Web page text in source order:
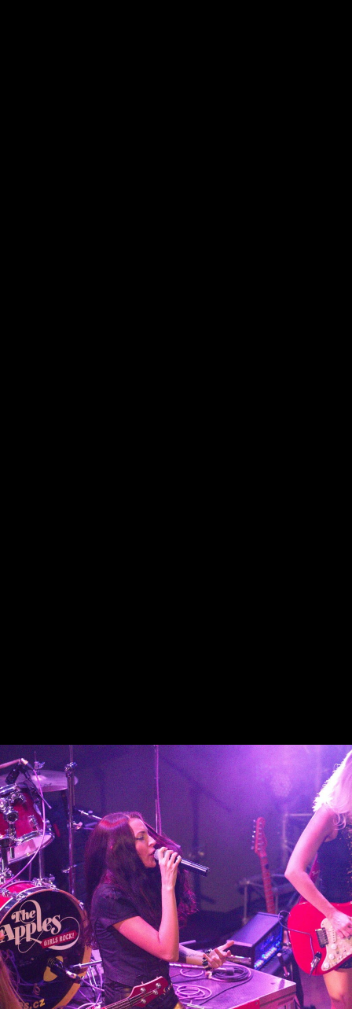
Horní Jiřetín